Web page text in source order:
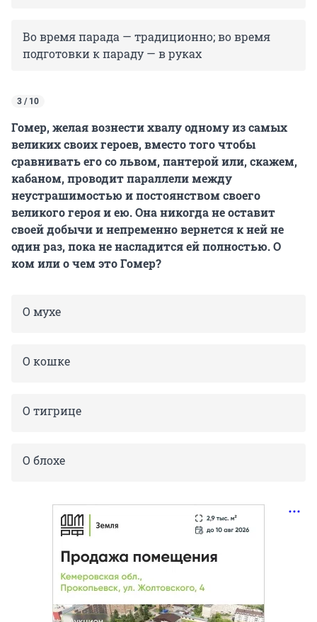
Во время парада — традиционно; во время
подготовки к параду — в руках
3 / 10
Гомер, желая вознести хвалу одному из самых
великих своих героев, вместо того чтобы
сравнивать его со львом, пантерой или, скажем,
кабаном, проводит параллели между
неустрашимостью и постоянством своего
великого героя и ею. Она никогда не оставит
своей добычи и непременно вернется к ней не
один раз, пока не насладится ей полностью. О
ком или о чем это Гомер?
О мухе
О кошке
О тигрице
О блохе